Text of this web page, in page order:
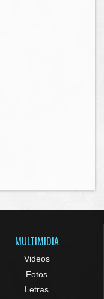
MULTIMIDIA
Videos
Fotos
Letras